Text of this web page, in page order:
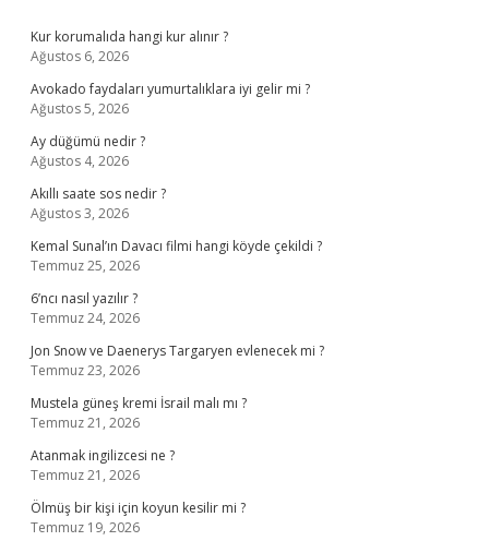
Kur korumalıda hangi kur alınır ?
Ağustos 6, 2026
Avokado faydaları yumurtalıklara iyi gelir mi ?
Ağustos 5, 2026
Ay düğümü nedir ?
Ağustos 4, 2026
Akıllı saate sos nedir ?
Ağustos 3, 2026
Kemal Sunal’ın Davacı filmi hangi köyde çekildi ?
Temmuz 25, 2026
6’ncı nasıl yazılır ?
Temmuz 24, 2026
Jon Snow ve Daenerys Targaryen evlenecek mi ?
Temmuz 23, 2026
Mustela güneş kremi İsrail malı mı ?
Temmuz 21, 2026
Atanmak ingilizcesi ne ?
Temmuz 21, 2026
Ölmüş bir kişi için koyun kesilir mi ?
Temmuz 19, 2026